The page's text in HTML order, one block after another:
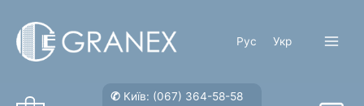
вмісту
Рус Укр
✆ Київ: (067) 364-58-58